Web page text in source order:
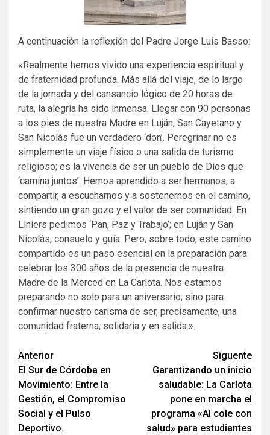
A continuación la reflexión del Padre Jorge Luis Basso:
«Realmente hemos vivido una experiencia espiritual y
de fraternidad profunda. Más allá del viaje, de lo largo
de la jornada y del cansancio lógico de 20 horas de
ruta, la alegría ha sido inmensa. Llegar con 90 personas
a los pies de nuestra Madre en Luján, San Cayetano y
San Nicolás fue un verdadero ‘don’. Peregrinar no es
simplemente un viaje físico o una salida de turismo
religioso; es la vivencia de ser un pueblo de Dios que
‘camina juntos’. Hemos aprendido a ser hermanos, a
compartir, a escucharnos y a sostenernos en el camino,
sintiendo un gran gozo y el valor de ser comunidad. En
Liniers pedimos ‘Pan, Paz y Trabajo’; en Luján y San
Nicolás, consuelo y guía. Pero, sobre todo, este camino
compartido es un paso esencial en la preparación para
celebrar los 300 años de la presencia de nuestra
Madre de la Merced en La Carlota. Nos estamos
preparando no solo para un aniversario, sino para
confirmar nuestro carisma de ser, precisamente, una
comunidad fraterna, solidaria y en salida.».
Navegación
de
entradas
Anterior
El Sur de Córdoba en
Movimiento: Entre la
Gestión, el Compromiso
Social y el Pulso
Deportivo.
Siguente
Garantizando un inicio
saludable: La Carlota
pone en marcha el
programa «Al cole con
salud» para estudiantes